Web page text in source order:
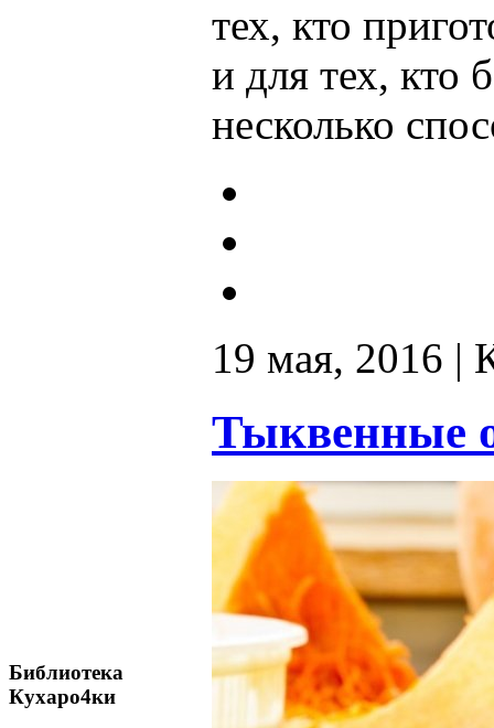
Библиотека
Кухаро4ки
тех, кто
и для тех, кто
несколько
19 мая, 2016 |
Тыквенные